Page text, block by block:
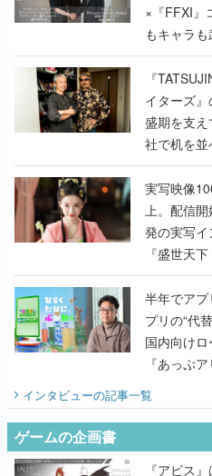
×『FFXI』
もキャラ
で作り込
く
『
イターズ
盛期を支
社で机を
『
んだレジ
実写映像
上。配信
発の実写
『盛世天
うこだわ
半年でアプリ
プリの“代
国内向け
『あっぷ
インタビューの記事一覧
ゲームの企画書
『アビス